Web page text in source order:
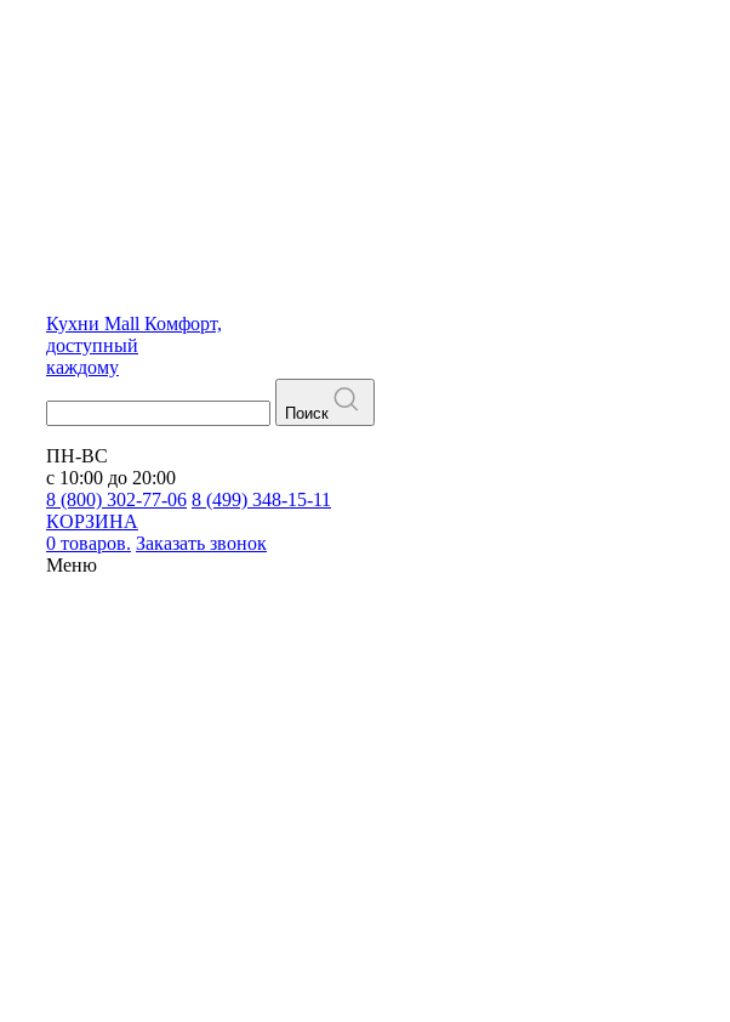
Кухни Mall Комфорт,
доступный
каждому
Поиск
ПН-ВС
с 10:00 до 20:00
8 (800) 302-77-06 8 (499) 348-15-11
КОРЗИНА
0 товаров. Заказать звонок
Меню